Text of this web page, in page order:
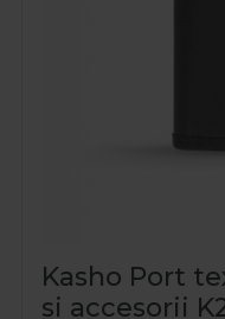
Kasho Port
si accesorii